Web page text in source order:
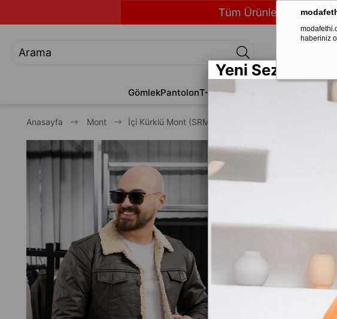
haberiniz
GömlekPantolonT-ShirtJean
Anasayfa Mont İçi Kürklü Mont (SRM-HAKİ-KR)
Yeni Sezon